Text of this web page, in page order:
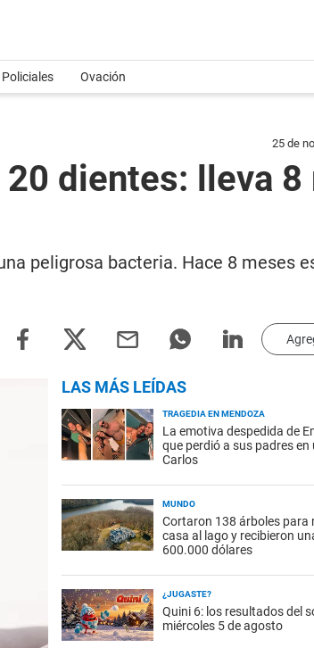
Policiales Ovación
25 de
dientes: lleva 8
peligrosa bacteria. Hace 8 meses
LAS MÁS LEÍDAS
TRAGEDIA EN MENDOZA
La emotiva despedida de
que perdió a sus padres en
Carlos
MUNDO
Cortaron 138 árboles para
casa al lago y recibieron
600.000 dólares
¿JUGASTE?
Quini 6: los resultados del
miércoles 5 de agosto